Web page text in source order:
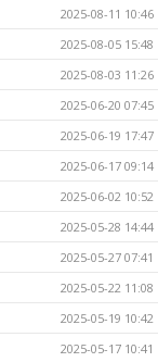
2025-08-11 10:46
2025-08-05 15:48
2025-08-03 11:26
2025-06-20 07:45
2025-06-19 17:47
2025-06-17 09:14
2025-06-02 10:52
2025-05-28 14:44
2025-05-27 07:41
2025-05-22 11:08
2025-05-19 10:42
2025-05-17 10:41